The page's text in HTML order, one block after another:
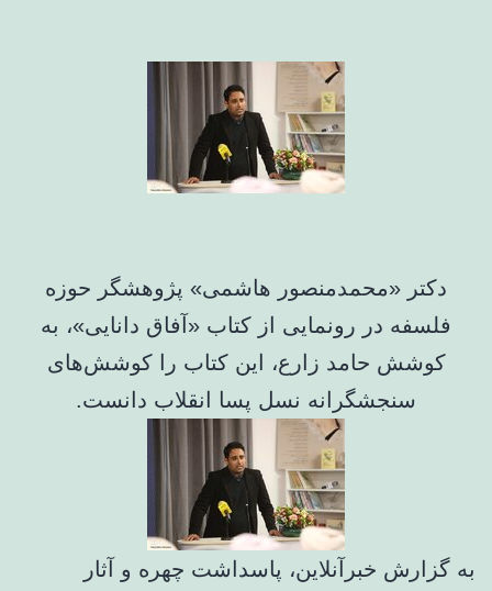
دکتر «محمدمنصور هاشمی» پژوهشگر حوزه
فلسفه در رونمایی از کتاب «آفاق دانایی»، به
کوشش حامد زارع، این کتاب را کوشش‌های
سنجشگرانه‌ نسل پسا انقلاب دانست.
به گزارش خبرآنلاین، پاسداشت چهره و آثار